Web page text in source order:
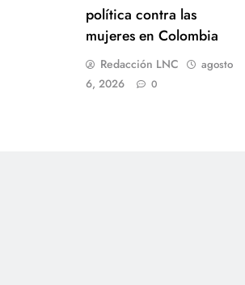
política contra las
mujeres en Colombia
Redacción LNC
agosto
6, 2026
0